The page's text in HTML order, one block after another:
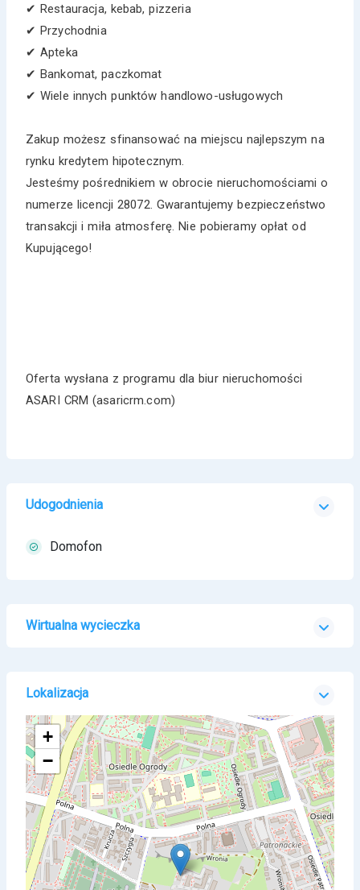
✔ Restauracja, kebab, pizzeria
✔ Przychodnia
✔ Apteka
✔ Bankomat, paczkomat
✔ Wiele innych punktów handlowo-usługowych
Zakup możesz sfinansować na miejscu najlepszym na
rynku kredytem hipotecznym.
Jesteśmy pośrednikiem w obrocie nieruchomościami o
numerze licencji 28072. Gwarantujemy bezpieczeństwo
transakcji i miła atmosferę. Nie pobieramy opłat od
Kupującego!
Oferta wysłana z programu dla biur nieruchomości
ASARI CRM (asaricrm.com)
Udogodnienia
Domofon
Wirtualna wycieczka
Lokalizacja
+
−